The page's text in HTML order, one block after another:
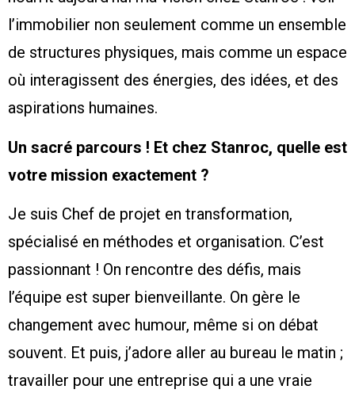
l’immobilier non seulement comme un ensemble
de structures physiques, mais comme un espace
où interagissent des énergies, des idées, et des
aspirations humaines.
Un sacré parcours ! Et chez Stanroc, quelle est
votre mission exactement ?
Je suis Chef de projet en transformation,
spécialisé en méthodes et organisation. C’est
passionnant ! On rencontre des défis, mais
l’équipe est super bienveillante. On gère le
changement avec humour, même si on débat
souvent. Et puis, j’adore aller au bureau le matin ;
travailler pour une entreprise qui a une vraie